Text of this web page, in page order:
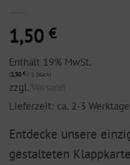
1,50 €
Enthält 19% MwSt.
(1,50 €/ 1 Stück)
zzgl.Versand
Lieferzeit: ca. 2-3 Werktage
Entdecke unsere
gestalteten